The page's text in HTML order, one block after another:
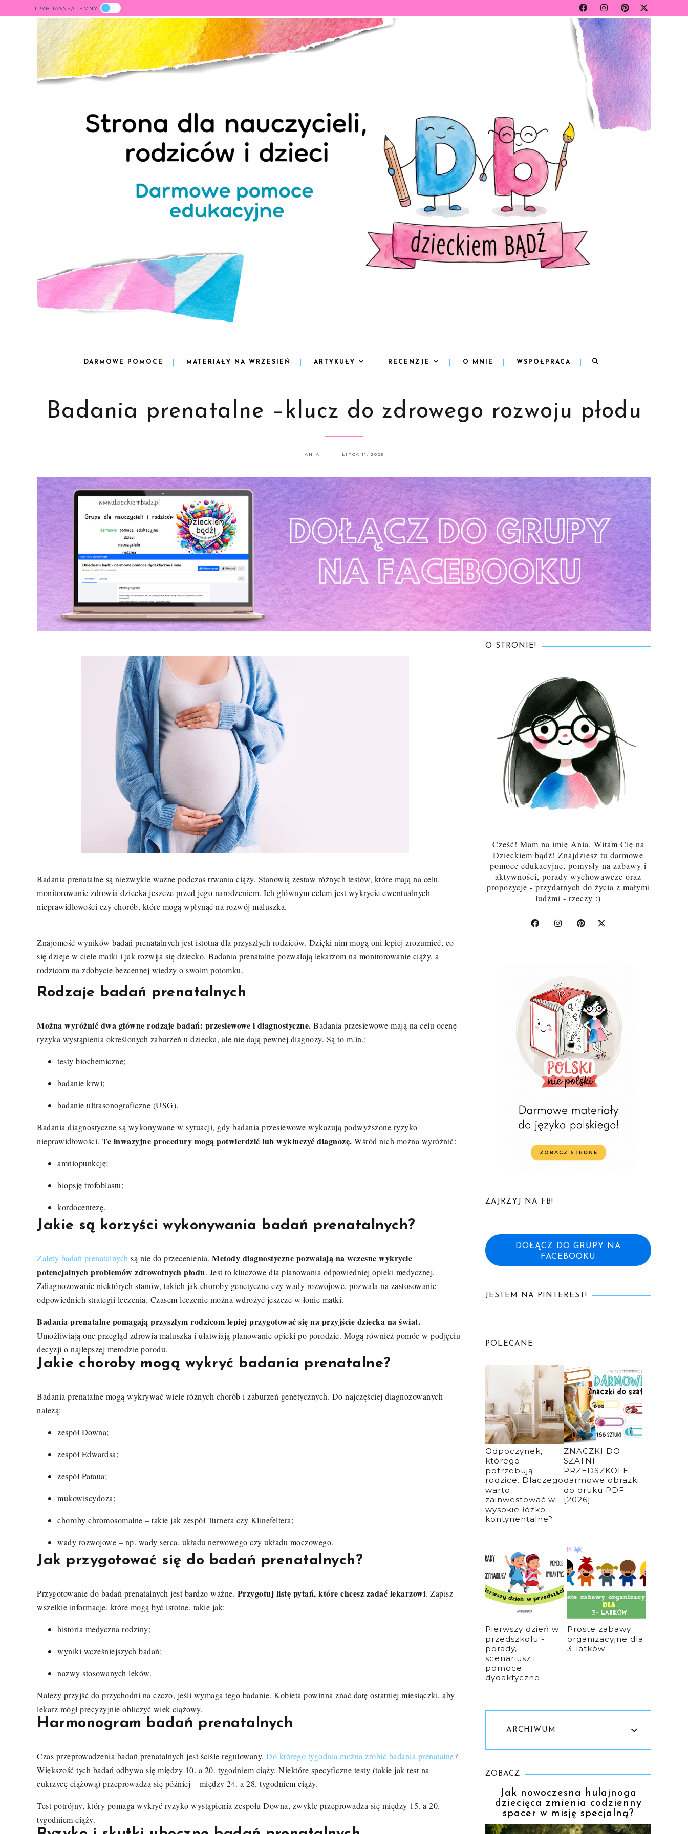
TRYB JASNY/CIEMNY
DARMOWE POMOCE MATERIAŁY NA WRZESIEŃ ARTYKUŁY RECENZJE O MNIE WSPÓŁPRACA
Badania prenatalne –klucz do zdrowego rozwoju płodu
ANIA LIPCA 11, 2023
Badania prenatalne są niezwykle ważne podczas trwania ciąży. Stanowią zestaw różnych testów, które mają na celu
monitorowanie zdrowia dziecka jeszcze przed jego narodzeniem. Ich głównym celem jest wykrycie ewentualnych
nieprawidłowości czy chorób, które mogą wpłynąć na rozwój maluszka.
Znajomość wyników badań prenatalnych jest istotna dla przyszłych rodziców. Dzięki nim mogą oni lepiej zrozumieć, co
się dzieje w ciele matki i jak rozwija się dziecko. Badania prenatalne pozwalają lekarzom na monitorowanie ciąży, a
rodzicom na zdobycie bezcennej wiedzy o swoim potomku.
Rodzaje badań prenatalnych
Można wyróżnić dwa główne rodzaje badań: przesiewowe i diagnostyczne. Badania przesiewowe mają na celu ocenę
ryzyka wystąpienia określonych zaburzeń u dziecka, ale nie dają pewnej diagnozy. Są to m.in.:
testy biochemiczne;
badanie krwi;
badanie ultrasonograficzne (USG).
Badania diagnostyczne są wykonywane w sytuacji, gdy badania przesiewowe wykazują podwyższone ryzyko
nieprawidłowości. Te inwazyjne procedury mogą potwierdzić lub wykluczyć diagnozę. Wśród nich można wyróżnić:
amniopunkcję;
biopsję trofoblastu;
kordocentezę.
Jakie są korzyści wykonywania badań prenatalnych?
Zalety badań prenatalnych są nie do przecenienia. Metody diagnostyczne pozwalają na wczesne wykrycie
potencjalnych problemów zdrowotnych płodu. Jest to kluczowe dla planowania odpowiedniej opieki medycznej.
Zdiagnozowanie niektórych stanów, takich jak choroby genetyczne czy wady rozwojowe, pozwala na zastosowanie
odpowiednich strategii leczenia. Czasem leczenie można wdrożyć jeszcze w łonie matki.
Badania prenatalne pomagają przyszłym rodzicom lepiej przygotować się na przyjście dziecka na świat.
Umożliwiają one przegląd zdrowia maluszka i ułatwiają planowanie opieki po porodzie. Mogą również pomóc w podjęciu
decyzji o najlepszej metodzie porodu.
Jakie choroby mogą wykryć badania prenatalne?
Badania prenatalne mogą wykrywać wiele różnych chorób i zaburzeń genetycznych. Do najczęściej diagnozowanych
należą:
zespół Downa;
zespół Edwardsa;
zespół Pataua;
mukowiscydoza;
choroby chromosomalne – takie jak zespół Turnera czy Klinefeltera;
wady rozwojowe – np. wady serca, układu nerwowego czy układu moczowego.
Jak przygotować się do badań prenatalnych?
Przygotowanie do badań prenatalnych jest bardzo ważne. Przygotuj listę pytań, które chcesz zadać lekarzowi. Zapisz
wszelkie informacje, które mogą być istotne, takie jak:
historia medyczna rodziny;
wyniki wcześniejszych badań;
nazwy stosowanych leków.
Należy przyjść do przychodni na czczo, jeśli wymaga tego badanie. Kobieta powinna znać datę ostatniej miesiączki, aby
lekarz mógł precyzyjnie obliczyć wiek ciążowy.
Harmonogram badań prenatalnych
Czas przeprowadzenia badań prenatalnych jest ściśle regulowany. Do którego tygodnia można zrobić badania prenatalne?
Większość tych badań odbywa się między 10. a 20. tygodniem ciąży. Niektóre specyficzne testy (takie jak test na
cukrzycę ciążową) przeprowadza się później – między 24. a 28. tygodniem ciąży.
Test potrójny, który pomaga wykryć ryzyko wystąpienia zespołu Downa, zwykle przeprowadza się między 15. a 20.
tygodniem ciąży.
O STRONIE!
Cześć! Mam na imię Ania. Witam Cię na
Dzieckiem bądź! Znajdziesz tu darmowe
pomoce edukacyjne, pomysły na zabawy i
aktywności, porady wychowawcze oraz
propozycje - przydatnych do życia z małymi
ludźmi - rzeczy :)
ZAJRZYJ NA FB!
DOŁĄCZ DO GRUPY NA
FACEBOOKU
JESTEM NA PINTEREST!
POLECANE
Odpoczynek,
którego
potrzebują
rodzice. Dlaczego
warto
zainwestować w
wysokie łóżko
kontynentalne?
ZNACZKI DO
SZATNI
PRZEDSZKOLE –
darmowe obrazki
do druku PDF
[2026]
Pierwszy dzień w
przedszkolu -
porady,
scenariusz i
pomoce
dydaktyczne
Proste zabawy
organizacyjne dla
3-latków
ARCHIWUM
ZOBACZ
Jak nowoczesna hulajnoga
dziecięca zmienia codzienny
spacer w misję specjalną?